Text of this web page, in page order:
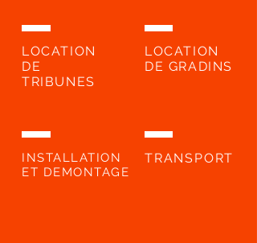
LOCATION
DE
TRIBUNES
INSTALLATION
ET DEMONTAGE
LOCATION
DE GRADINS
TRANSPORT